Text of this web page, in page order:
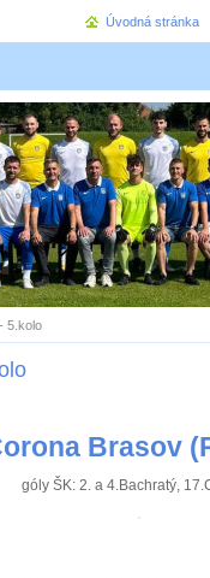
5.kolo
Brasov
góly ŠK: 2. a 4.Bachratý,
Úvodná stránka